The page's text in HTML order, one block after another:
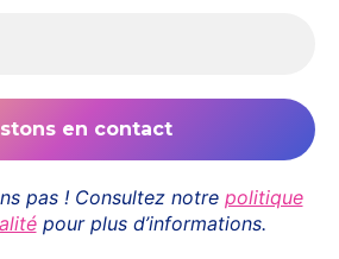
après le mercredi 20 juillet ne
Ignorer
pas ! Consultez notre politique
pour plus d’informations.
de Paris Nanterre
Conditions générales de vente
Nous contacter